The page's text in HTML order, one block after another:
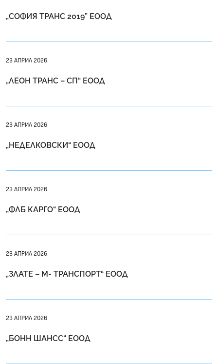
„СОФИЯ ТРАНС 2019” ЕООД
23 АПРИЛ 2026
„ЛЕОН ТРАНС – СП“ ЕООД
23 АПРИЛ 2026
„НЕДЕЛКОВСКИ“ ЕООД
23 АПРИЛ 2026
„ФЛБ КАРГО“ ЕООД
23 АПРИЛ 2026
„ЗЛАТЕ – М- ТРАНСПОРТ“ ЕООД
23 АПРИЛ 2026
„БОНН ШАНСС“ ЕООД